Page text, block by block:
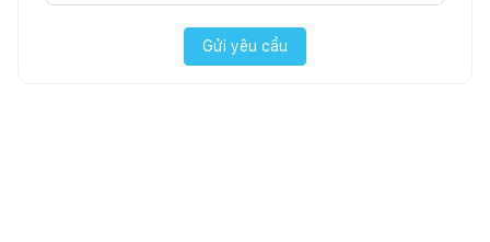
Gửi yêu cầu